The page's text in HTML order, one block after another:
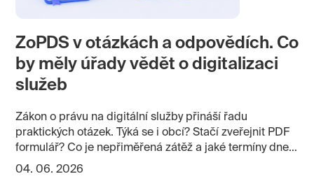
ZoPDS v otázkách a odpovědích. Co
by měly úřady vědět o digitalizaci
služeb
Zákon o právu na digitální služby přináší řadu
praktických otázek. Týká se i obcí? Stačí zveřejnit PDF
formulář? Co je nepřiměřená zátěž a jaké termíny dnes
vlastně platí? Přinášíme odpovědi na nejčastější dotazy,
04. 06. 2026